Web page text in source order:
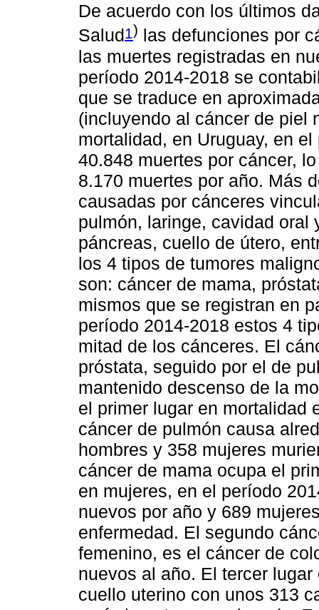
De acuerdo con los últimos
Salud1) las defunciones por
las muertes registradas en
período 2014-2018 se
que se traduce en
(incluyendo al cáncer de piel
mortalidad, en Uruguay, en
40.848 muertes por cáncer,
8.170 muertes por año. Más
causadas por cánceres
pulmón, laringe, cavidad oral
páncreas, cuello de útero,
los 4 tipos de tumores
son: cáncer de mama,
mismos que se registran en
período 2014-2018 estos 4
mitad de los cánceres. El
próstata, seguido por el de
mantenido descenso de la
el primer lugar en mortalidad
cáncer de pulmón causa
hombres y 358 mujeres
cáncer de mama ocupa el
en mujeres, en el período
nuevos por año y 689
enfermedad. El segundo
femenino, es el cáncer de
nuevos al año. El tercer
cuello uterino con unos 313